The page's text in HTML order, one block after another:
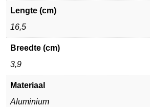
Lengte (cm)
16,5
Breedte (cm)
3,9
Materiaal
Aluminium